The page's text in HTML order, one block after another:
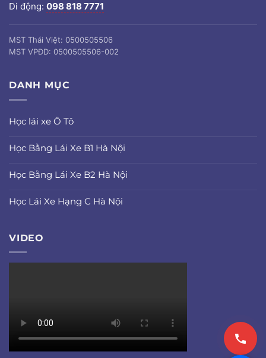
Di động: 098 818 7771
MST Thái Việt: 0500505506
MST VPĐD: 0500505506-002
DANH MỤC
Học lái xe Ô Tô
Học Bằng Lái Xe B1 Hà Nội
Học Bằng Lái Xe B2 Hà Nội
Học Lái Xe Hạng C Hà Nội
VIDEO